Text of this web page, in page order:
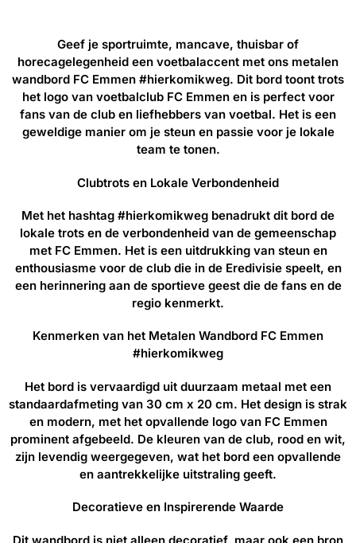
Geef je sportruimte, mancave, thuisbar of
horecagelegenheid een voetbalaccent met ons metalen
wandbord FC Emmen #hierkomikweg. Dit bord toont trots
het logo van voetbalclub FC Emmen en is perfect voor
fans van de club en liefhebbers van voetbal. Het is een
geweldige manier om je steun en passie voor je lokale
team te tonen.
Clubtrots en Lokale Verbondenheid
Met het hashtag #hierkomikweg benadrukt dit bord de
lokale trots en de verbondenheid van de gemeenschap
met FC Emmen. Het is een uitdrukking van steun en
enthousiasme voor de club die in de Eredivisie speelt, en
een herinnering aan de sportieve geest die de fans en de
regio kenmerkt.
Kenmerken van het Metalen Wandbord FC Emmen
#hierkomikweg
Het bord is vervaardigd uit duurzaam metaal met een
standaardafmeting van 30 cm x 20 cm. Het design is strak
en modern, met het opvallende logo van FC Emmen
prominent afgebeeld. De kleuren van de club, rood en wit,
zijn levendig weergegeven, wat het bord een opvallende
en aantrekkelijke uitstraling geeft.
Decoratieve en Inspirerende Waarde